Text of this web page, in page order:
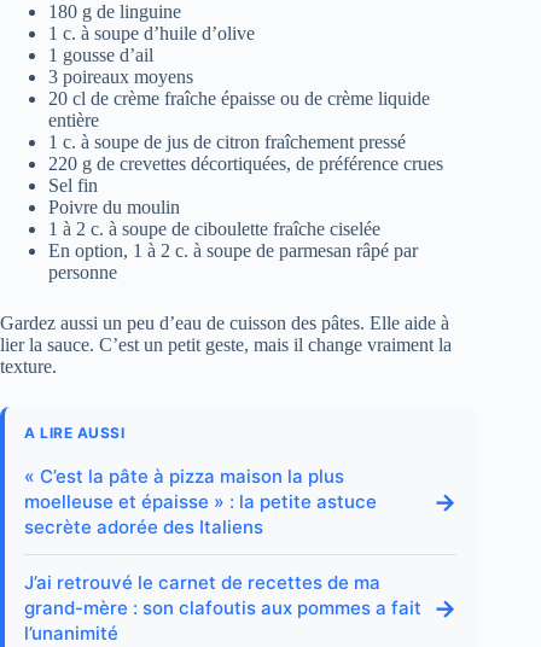
180 g de linguine
1 c. à soupe d’huile d’olive
1 gousse d’ail
3 poireaux moyens
20 cl de crème fraîche épaisse ou de crème liquide
entière
1 c. à soupe de jus de citron fraîchement pressé
220 g de crevettes décortiquées, de préférence crues
Sel fin
Poivre du moulin
1 à 2 c. à soupe de ciboulette fraîche ciselée
En option, 1 à 2 c. à soupe de parmesan râpé par
personne
Gardez aussi un peu d’eau de cuisson des pâtes. Elle aide à
lier la sauce. C’est un petit geste, mais il change vraiment la
texture.
A LIRE AUSSI
« C’est la pâte à pizza maison la plus
moelleuse et épaisse » : la petite astuce
secrète adorée des Italiens
→
J’ai retrouvé le carnet de recettes de ma
grand-mère : son clafoutis aux pommes a fait
l’unanimité
→